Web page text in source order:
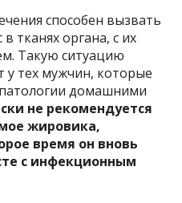
способен вызвать
тканях органа, с их
Такую ситуацию
тех мужчин, которые
домашними
не рекомендуется
жировика,
время он вновь
с инфекционным